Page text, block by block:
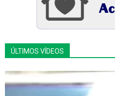
ÚLTIMOS VÍDEOS